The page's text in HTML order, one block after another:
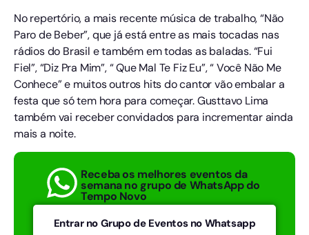
No repertório, a mais recente música de trabalho, “Não
Paro de Beber”, que já está entre as mais tocadas nas
rádios do Brasil e também em todas as baladas. “Fui
Fiel”, “Diz Pra Mim”, “ Que Mal Te Fiz Eu”, “ Você Não Me
Conhece” e muitos outros hits do cantor vão embalar a
festa que só tem hora para começar. Gusttavo Lima
também vai receber convidados para incrementar ainda
mais a noite.
Receba os melhores eventos da
semana no grupo de WhatsApp do
Tempo Novo
Entrar no Grupo de Eventos no Whatsapp